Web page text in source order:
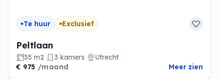
Te huur Exclusief
Peltlaan
35 m2 3 kamers
Utrecht
€ 975 /maand Meer zien